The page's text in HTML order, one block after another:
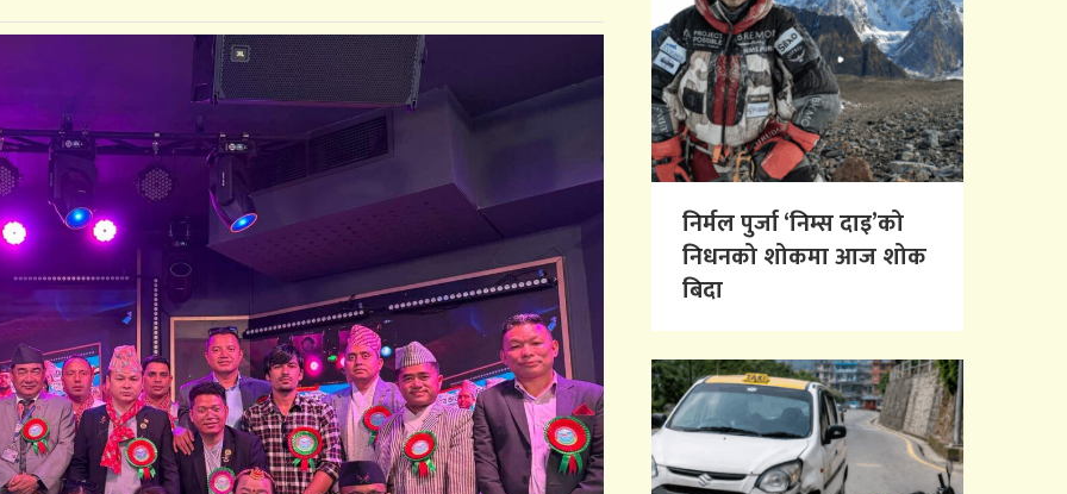
निर्मल पुर्जा ‘निम्स दाइ’को
निधनको शोकमा आज शोक
बिदा